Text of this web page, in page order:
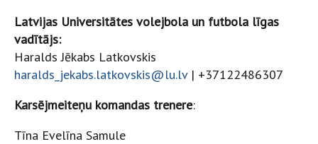
Latvijas Universitātes volejbola un futbola līgas
vadītājs:
Haralds Jēkabs Latkovskis
haralds_jekabs.latkovskis@lu.lv| +37122486307
Karsējmeiteņu komandas trenere:
Tīna Evelīna Samule